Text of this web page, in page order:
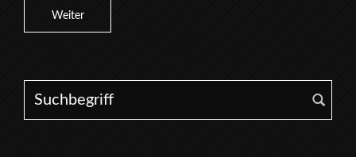
Weiter
Search for: